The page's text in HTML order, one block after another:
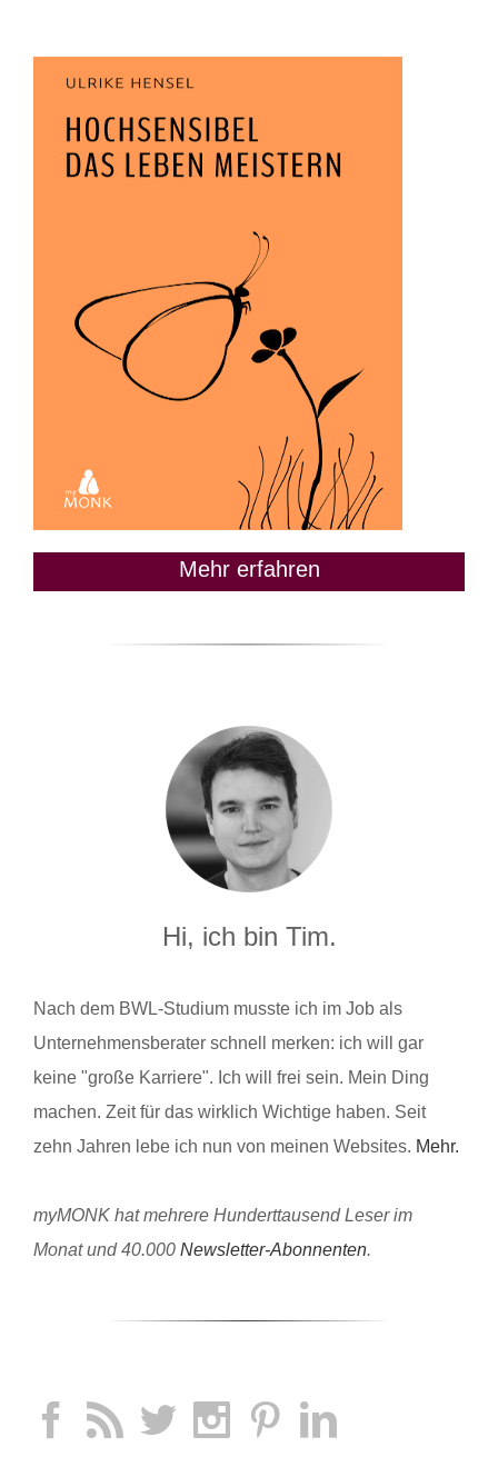
Mehr erfahren
Hi, ich bin Tim.
Nach dem BWL-Studium musste ich im Job als
Unternehmensberater schnell merken: ich will gar
keine "große Karriere". Ich will frei sein. Mein Ding
machen. Zeit für das wirklich Wichtige haben. Seit
zehn Jahren lebe ich nun von meinen Websites. Mehr.
myMONK hat mehrere Hunderttausend Leser im
Monat und 40.000 Newsletter-Abonnenten.